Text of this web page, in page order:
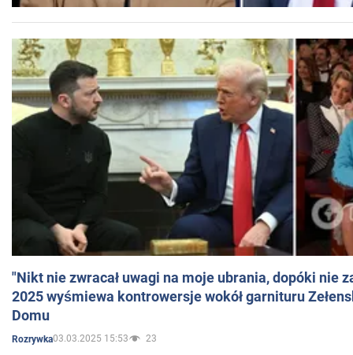
"Nikt nie zwracał uwagi na moje ubrania, dopóki nie
2025 wyśmiewa kontrowersje wokół garnituru
Domu
Rozrywka03.03.2025 15:53 23